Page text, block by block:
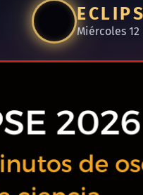
Miércoles 12